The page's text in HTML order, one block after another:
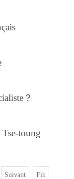
？
toung
Suivant Fin